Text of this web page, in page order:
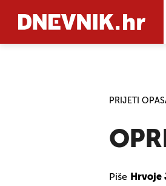
PRIJETI
Piše Hrvoje